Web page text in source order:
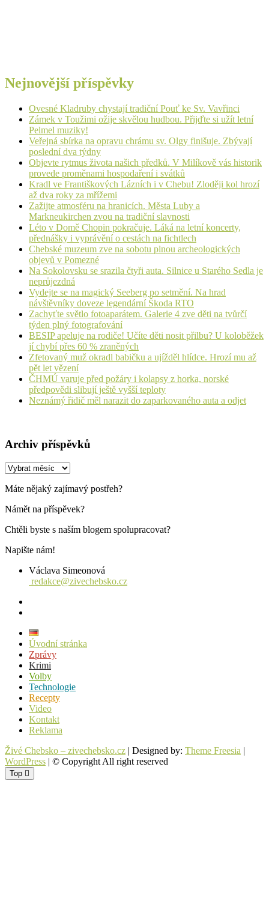
Nejnovější příspěvky
Ovesné Kladruby chystají tradiční Pouť ke Sv. Vavřinci
Zámek v Toužimi ožije skvělou hudbou. Přijďte si užít letní
Pelmel muziky!
Veřejná sbírka na opravu chrámu sv. Olgy finišuje. Zbývají
poslední dva týdny
Objevte rytmus života našich předků. V Milíkově vás historik
provede proměnami hospodaření i svátků
Kradl ve Františkových Lázních i v Chebu! Zloději kol hrozí
až dva roky za mřížemi
Zažijte atmosféru na hranicích. Města Luby a
Markneukirchen zvou na tradiční slavnosti
Léto v Domě Chopin pokračuje. Láká na letní koncerty,
přednášky i vyprávění o cestách na fichtlech
Chebské muzeum zve na sobotu plnou archeologických
objevů v Pomezné
Na Sokolovsku se srazila čtyři auta. Silnice u Starého Sedla je
neprůjezdná
Vydejte se na magický Seeberg po setmění. Na hrad
návštěvníky doveze legendární Škoda RTO
Zachyťte světlo fotoaparátem. Galerie 4 zve děti na tvůrčí
týden plný fotografování
BESIP apeluje na rodiče! Učíte děti nosit přilbu? U koloběžek
jí chybí přes 60 % zraněných
Zfetovaný muž okradl babičku a ujížděl hlídce. Hrozí mu až
pět let vězení
ČHMÚ varuje před požáry i kolapsy z horka, norské
předpovědi slibují ještě vyšší teploty
Neznámý řidič měl narazit do zaparkovaného auta a odjet
Archiv příspěvků
Archiv
Máte nějaký zajímavý postřeh?
Námět na příspěvek?
Chtěli byste s naším blogem spolupracovat?
Napište nám!
Václava Simeonová
redakce@zivechebsko.cz
Úvodní stránka
Zprávy
Krimi
Volby
Technologie
Recepty
Video
Kontakt
Reklama
Živé Chebsko – zivechebsko.cz | Designed by: Theme Freesia |
WordPress | © Copyright All right reserved
Top